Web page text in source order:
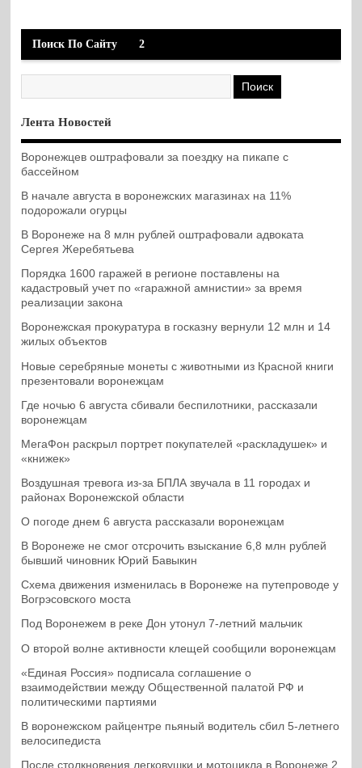
Поиск По Сайту 2
Лента Новостей
Воронежцев оштрафовали за поездку на пикапе с
бассейном
В начале августа в воронежских магазинах на 11%
подорожали огурцы
В Воронеже на 8 млн рублей оштрафовали адвоката
Сергея Жеребятьева
Порядка 1600 гаражей в регионе поставлены на
кадастровый учет по «гаражной амнистии» за время
реализации закона
Воронежская прокуратура в госказну вернули 12 млн и 14
жилых объектов
Новые серебряные монеты с животными из Красной книги
презентовали воронежцам
Где ночью 6 августа сбивали беспилотники, рассказали
воронежцам
МегаФон раскрыл портрет покупателей «раскладушек» и
«книжек»
Воздушная тревога из-за БПЛА звучала в 11 городах и
районах Воронежской области
О погоде днем 6 августа рассказали воронежцам
В Воронеже не смог отсрочить взыскание 6,8 млн рублей
бывший чиновник Юрий Бавыкин
Схема движения изменилась в Воронеже на путепроводе у
Вогрэсовского моста
Под Воронежем в реке Дон утонул 7-летний мальчик
О второй волне активности клещей сообщили воронежцам
«Единая Россия» подписала соглашение о
взаимодействии между Общественной палатой РФ и
политическими партиями
В воронежском райцентре пьяный водитель сбил 5-летнего
велосипедиста
После столкновения легковушки и мотоцикла в Воронеже 2